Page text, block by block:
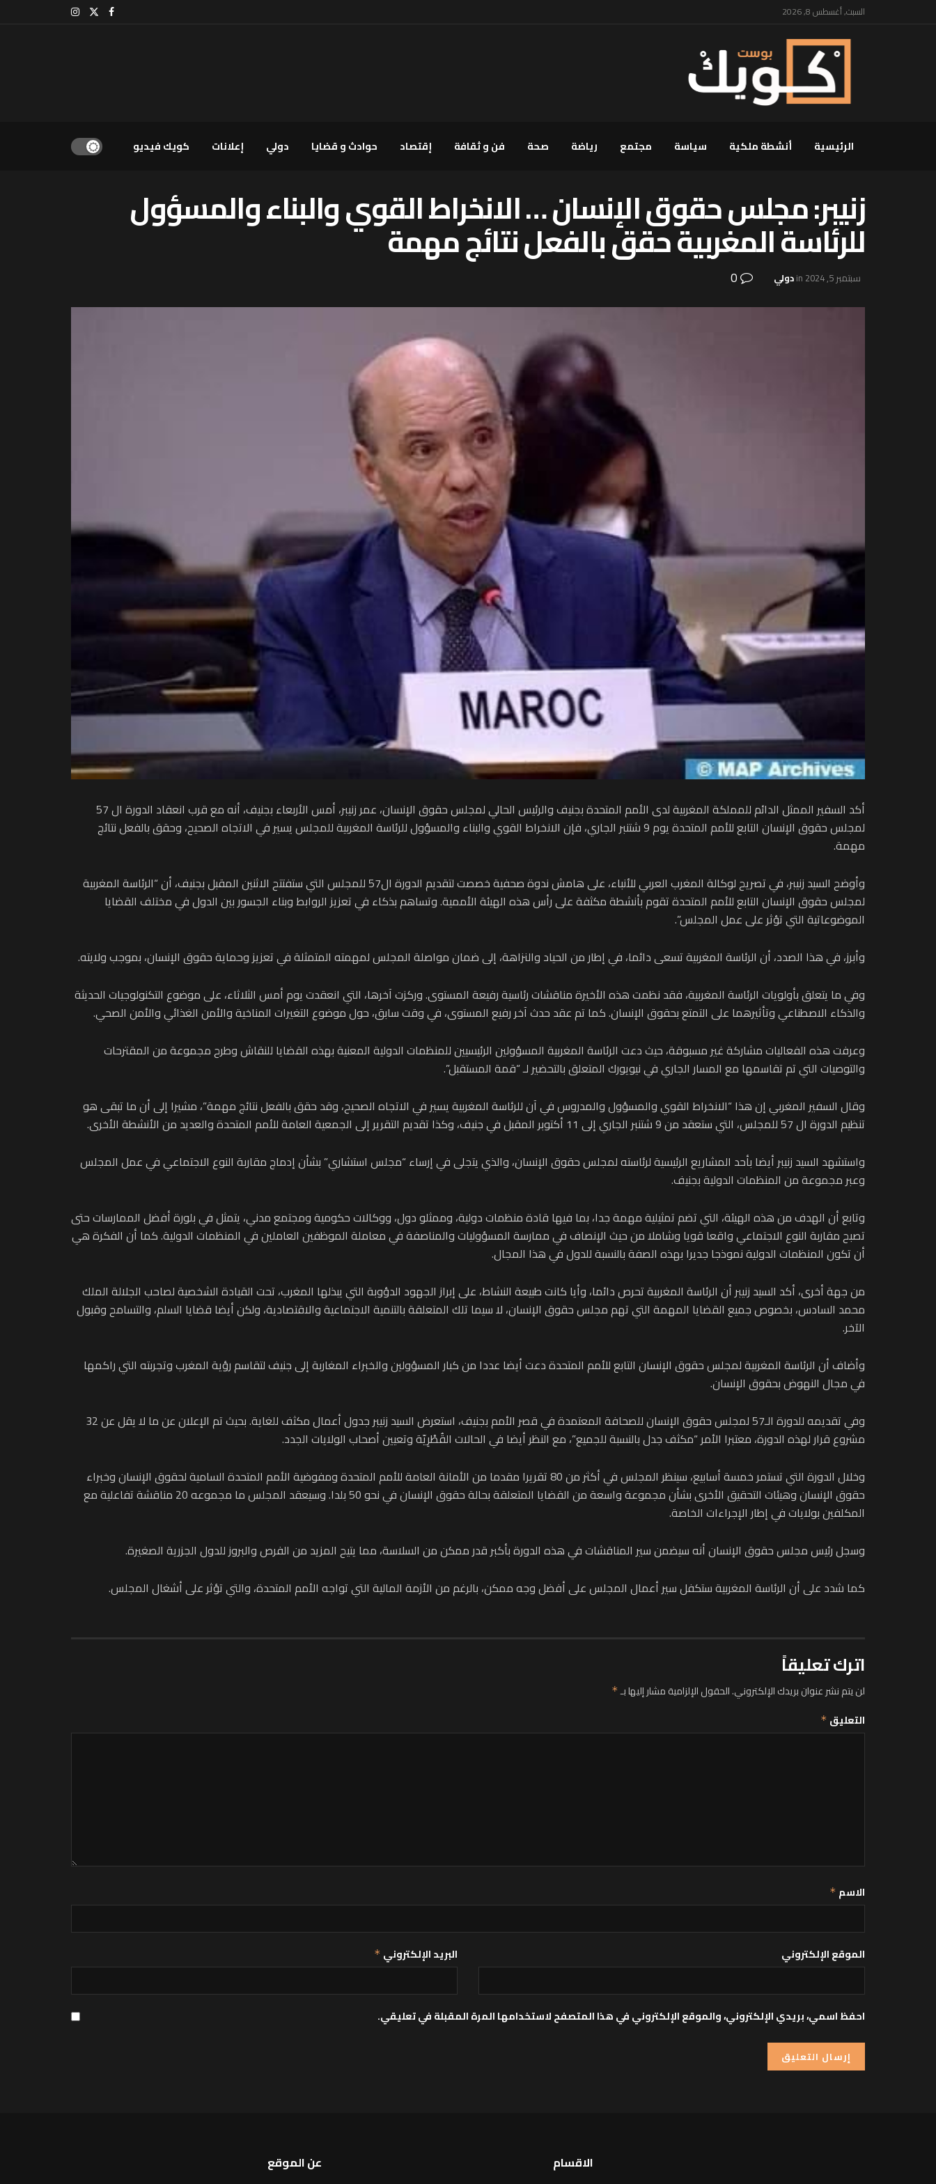
السبت, أغسطس 8, 2026
الرئيسية أنشطة ملكية سياسة مجتمع رياضة صحة فن و ثقافة إقتصاد حوادث و قضايا دولي إعلانات كويك فيديو
زنيبر: مجلس حقوق الإنسان … الانخراط القوي والبناء والمسؤول
للرئاسة المغربية حقق بالفعل نتائج مهمة
سبتمبر 5, 2024 inدولي
أكد السفير الممثل الدائم للمملكة المغربية لدى الأمم المتحدة بجنيف والرئيس الحالي لمجلس حقوق الإنسان، عمر زنيبر، أمس الأربعاء بجنيف، أنه مع قرب انعقاد الدورة ال 57
لمجلس حقوق الإنسان التابع للأمم المتحدة يوم 9 شتنبر الجاري، فإن الانخراط القوي والبناء والمسؤول للرئاسة المغربية للمجلس يسير في الاتجاه الصحيح، وحقق بالفعل نتائج
مهمة.
وأوضح السيد زنيبر، في تصريح لوكالة المغرب العربي للأنباء، على هامش ندوة صحفية خصصت لتقديم الدورة ال57 للمجلس التي ستفتتح الاثنين المقبل بجنيف، أن “الرئاسة المغربية
لمجلس حقوق الإنسان التابع للأمم المتحدة تقوم بأنشطة مكثفة على رأس هذه الهيئة الأممية. وتساهم بذكاء في تعزيز الروابط وبناء الجسور بين الدول في مختلف القضايا
الموضوعاتية التي تؤثر على عمل المجلس”.
وأبرز، في هذا الصدد، أن الرئاسة المغربية تسعى دائما، في إطار من الحياد والنزاهة، إلى ضمان مواصلة المجلس لمهمته المتمثلة في تعزيز وحماية حقوق الإنسان، بموجب ولايته.
وفي ما يتعلق بأولويات الرئاسة المغربية، فقد نظمت هذه الأخيرة مناقشات رئاسية رفيعة المستوى. وركزت آخرها، التي انعقدت يوم أمس الثلاثاء، على موضوع التكنولوجيات الحديثة
والذكاء الاصطناعي وتأثيرهما على التمتع بحقوق الإنسان. كما تم عقد حدث آخر رفيع المستوى، في وقت سابق، حول موضوع التغيرات المناخية والأمن الغذائي والأمن الصحي.
وعرفت هذه الفعاليات مشاركة غير مسبوقة، حيث دعت الرئاسة المغربية المسؤولين الرئيسيين للمنظمات الدولية المعنية بهذه القضايا للنقاش وطرح مجموعة من المقترحات
والتوصيات التي تم تقاسمها مع المسار الجاري في نيويورك المتعلق بالتحضير لـ “قمة المستقبل”.
وقال السفير المغربي إن هذا “الانخراط القوي والمسؤول والمدروس في آن للرئاسة المغربية يسير في الاتجاه الصحيح، وقد حقق بالفعل نتائج مهمة”، مشيرا إلى أن ما تبقى هو
تنظيم الدورة ال 57 للمجلس، التي ستعقد من 9 شتنبر الجاري إلى 11 أكتوبر المقبل في جنيف، وكذا تقديم التقرير إلى الجمعية العامة للأمم المتحدة والعديد من الأنشطة الأخرى.
واستشهد السيد زنيبر أيضا بأحد المشاريع الرئيسية لرئاسته لمجلس حقوق الإنسان، والذي يتجلى في إرساء “مجلس استشاري” بشأن إدماج مقاربة النوع الاجتماعي في عمل المجلس
وعبر مجموعة من المنظمات الدولية بجنيف.
وتابع أن الهدف من هذه الهيئة، التي تضم تمثيلية مهمة جدا، بما فيها قادة منظمات دولية، وممثلو دول، ووكالات حكومية ومجتمع مدني، يتمثل في بلورة أفضل الممارسات حتى
تصبح مقاربة النوع الاجتماعي واقعا قويا وشاملا من حيث الإنصاف في ممارسة المسؤوليات والمناصفة في معاملة الموظفين العاملين في المنظمات الدولية. كما أن الفكرة هي
أن تكون المنظمات الدولية نموذجا جديرا بهذه الصفة بالنسبة للدول في هذا المجال.
من جهة أخرى، أكد السيد زنيبر أن الرئاسة المغربية تحرص دائما، وأيا كانت طبيعة النشاط، على إبراز الجهود الدؤوبة التي يبذلها المغرب، تحت القيادة الشخصية لصاحب الجلالة الملك
محمد السادس، بخصوص جميع القضايا المهمة التي تهم مجلس حقوق الإنسان، لا سيما تلك المتعلقة بالتنمية الاجتماعية والاقتصادية، ولكن أيضا قضايا السلم، والتسامح وقبول
الآخر.
وأضاف أن الرئاسة المغربية لمجلس حقوق الإنسان التابع للأمم المتحدة دعت أيضا عددا من كبار المسؤولين والخبراء المغاربة إلى جنيف لتقاسم رؤية المغرب وتجربته التي راكمها
في مجال النهوض بحقوق الإنسان.
وفي تقديمه للدورة الـ57 لمجلس حقوق الإنسان للصحافة المعتمدة في قصر الأمم بجنيف، استعرض السيد زنيبر جدول أعمال مكثف للغاية. بحيث تم الإعلان عن ما لا يقل عن 32
مشروع قرار لهذه الدورة، معتبرا الأمر “مكثف جدل بالنسبة للجميع”، مع النظر أيضا في الحالات القُطْرِيّة وتعيين أصحاب الولايات الجدد.
وخلال الدورة التي تستمر خمسة أسابيع، سينظر المجلس في أكثر من 80 تقريرا مقدما من الأمانة العامة للأمم المتحدة ومفوضية الأمم المتحدة السامية لحقوق الإنسان وخبراء
حقوق الإنسان وهيئات التحقيق الأخرى بشأن مجموعة واسعة من القضايا المتعلقة بحالة حقوق الإنسان في نحو 50 بلدا. وسيعقد المجلس ما مجموعه 20 مناقشة تفاعلية مع
المكلفين بولايات في إطار الإجراءات الخاصة.
وسجل رئيس مجلس حقوق الإنسان أنه سيضمن سير المناقشات في هذه الدورة بأكبر قدر ممكن من السلاسة، مما يتيح المزيد من الفرص والبروز للدول الجزرية الصغيرة.
كما شدد على أن الرئاسة المغربية ستكفل سير أعمال المجلس على أفضل وجه ممكن، بالرغم من الأزمة المالية التي تواجه الأمم المتحدة، والتي تؤثر على أشغال المجلس.
اترك تعليقاً
لن يتم نشر عنوان بريدك الإلكتروني.الحقول الإلزامية مشار إليها بـ*
التعليق *
الاسم *
البريد الإلكتروني * الموقع الإلكتروني
احفظ اسمي، بريدي الإلكتروني، والموقع الإلكتروني في هذا المتصفح لاستخدامها المرة المقبلة في تعليقي.
الاقسام عن الموقع